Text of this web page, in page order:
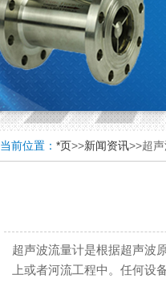
当前位置： *页>>新闻资讯>>超
超声波流量计是根据超声波原
上或者河流工程中。任何设